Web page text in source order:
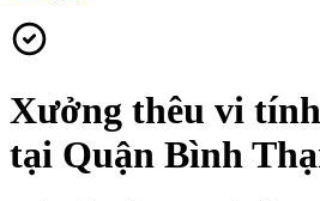
Xưởng thêu vi
tại Quận Bình